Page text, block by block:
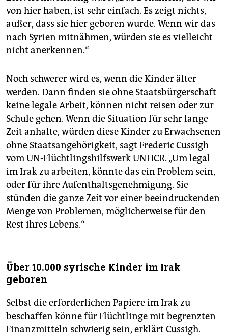
von hier haben, ist sehr einfach. Es zeigt nichts,
außer, dass sie hier geboren wurde. Wenn wir das
nach Syrien mitnähmen, würden sie es vielleicht
nicht anerkennen.“
Noch schwerer wird es, wenn die Kinder älter
werden. Dann finden sie ohne Staatsbürgerschaft
keine legale Arbeit, können nicht reisen oder zur
Schule gehen. Wenn die Situation für sehr lange
Zeit anhalte, würden diese Kinder zu Erwachsenen
ohne Staatsangehörigkeit, sagt Frederic Cussigh
vom UN-Flüchtlingshilfswerk UNHCR. „Um legal
im Irak zu arbeiten, könnte das ein Problem sein,
oder für ihre Aufenthaltsgenehmigung. Sie
stünden die ganze Zeit vor einer beeindruckenden
Menge von Problemen, möglicherweise für den
Rest ihres Lebens.“
Über 10.000 syrische Kinder im Irak
geboren
Selbst die erforderlichen Papiere im Irak zu
beschaffen könne für Flüchtlinge mit begrenzten
Finanzmitteln schwierig sein, erklärt Cussigh.